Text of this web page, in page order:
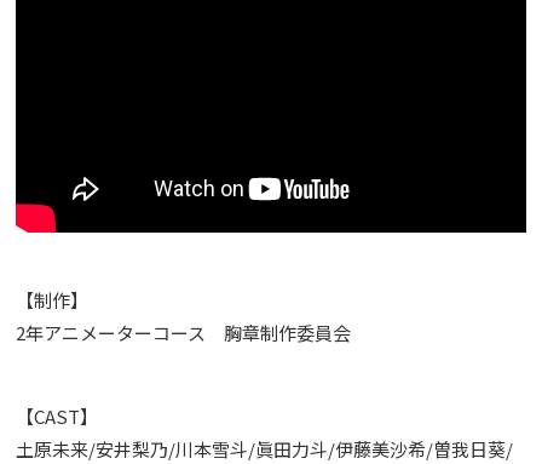
【制作】
2年アニメーターコース 胸章制作委員会
【CAST】
土原未来/安井梨乃/川本雪斗/眞田力斗/伊藤美沙希/曽我日葵/